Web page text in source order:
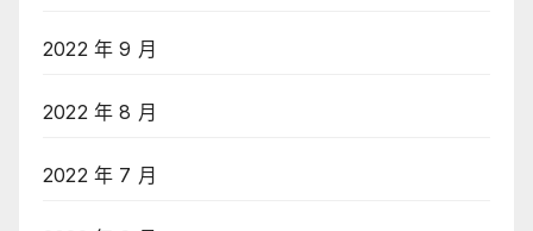
2022 年 9 月
2022 年 8 月
2022 年 7 月